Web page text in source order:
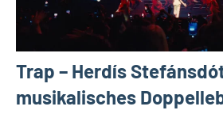
Trap – Herdís
musikalisches